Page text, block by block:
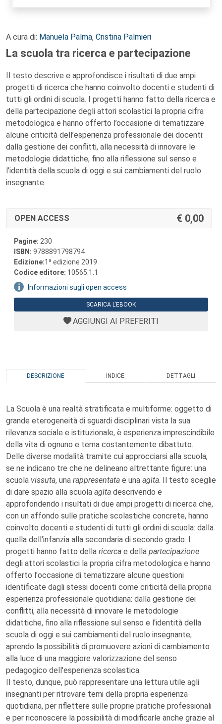
A cura di: Manuela Palma, Cristina Palmieri
La scuola tra ricerca e partecipazione
Il testo descrive e approfondisce i risultati di due ampi
progetti di ricerca che hanno coinvolto docenti e studenti di
tutti gli ordini di scuola. I progetti hanno fatto della ricerca e
della partecipazione degli attori scolastici la propria cifra
metodologica e hanno offerto l’occasione di tematizzare
alcune criticità dell’esperienza professionale dei docenti:
dalla gestione dei conflitti, alla necessità di innovare le
metodologie didattiche, fino alla riflessione sul senso e
l’identità della scuola di oggi e sui cambiamenti del ruolo
insegnante.
OPEN ACCESS 0,00
Pagine: 230
ISBN: 9788891798794
Edizione:1 a edizione 2019
Codice editore: 10565.1.1
Informazioni sugli open access
SCARICA L'EBOOK
AGGIUNGI AI PREFERITI
DESCRIZIONE INDICE DETTAGLI
La Scuola è una realtà stratificata e multiforme: oggetto di
grande eterogeneità di sguardi disciplinari vista la sua
rilevanza sociale e istituzionale, è esperienza imprescindibile
della vita di ognuno e tema costantemente dibattuto.
Delle diverse modalità tramite cui approcciarsi alla scuola,
se ne indicano tre che ne delineano altrettante figure: una
scuola vissuta, una rappresentata e una agìta. Il testo sceglie
di dare spazio alla scuola agìta descrivendo e
approfondendo i risultati di due ampi progetti di ricerca che,
con un affondo sulle pratiche scolastiche concrete, hanno
coinvolto docenti e studenti di tutti gli ordini di scuola: dalla
quella dell'infanzia alla secondaria di secondo grado. I
progetti hanno fatto della ricerca e della partecipazione
degli attori scolastici la propria cifra metodologica e hanno
offerto l'occasione di tematizzare alcune questioni
identificate dagli stessi docenti come criticità della propria
esperienza professionale quotidiana: dalla gestione dei
conflitti, alla necessità di innovare le metodologie
didattiche, fino alla riflessione sul senso e l'identità della
scuola di oggi e sui cambiamenti del ruolo insegnante,
aprendo la possibilità di promuovere azioni di cambiamento
alla luce di una maggiore valorizzazione del senso
pedagogico dell'esperienza scolastica.
Il testo, dunque, può rappresentare una lettura utile agli
insegnanti per ritrovare temi della propria esperienza
quotidiana, per riflettere sulle proprie pratiche professionali
e per riconoscere la possibilità di modificarle anche grazie al